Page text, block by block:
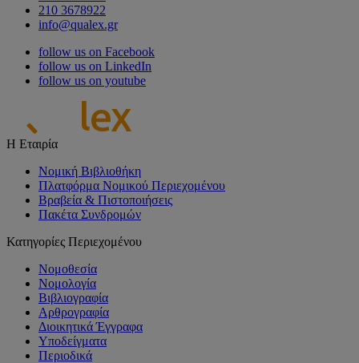
210 3678922
info@qualex.gr
follow us on Facebook
follow us on LinkedIn
follow us on youtube
Η Εταιρία
Νομική Βιβλιοθήκη
Πλατφόρμα Νομικού Περιεχομένου
Βραβεία & Πιστοποιήσεις
Πακέτα Συνδρομών
Κατηγορίες Περιεχομένου
Νομοθεσία
Νομολογία
Βιβλιογραφία
Αρθρογραφία
Διοικητικά Έγγραφα
Υποδείγματα
Περιοδικά